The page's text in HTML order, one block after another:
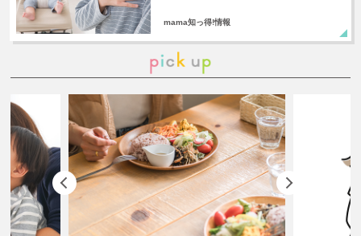
mama知っ得!情報